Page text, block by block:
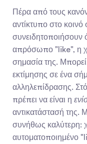
Πέρα από τους
αντίκτυπο στο
συνειδητοποιήσουν
απρόσωπο "like", η
σημασία της.
εκτίμησης σε ένα
αλληλεπίδρασης.
πρέπει να είναι η
αντικατάστασή της.
συνήθως καλύτερη:
αυτοματοποιημένο